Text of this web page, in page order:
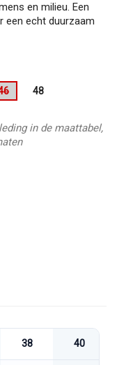
en milieu. Een
een echt duurzaam
48
in de maattabel,
38 40